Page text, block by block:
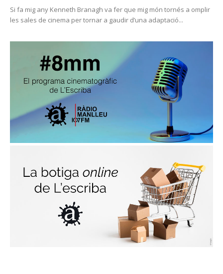
Si fa mig any Kenneth Branagh va fer que mig món tornés a omplir
les sales de cinema per tornar a gaudir d’una adaptació...